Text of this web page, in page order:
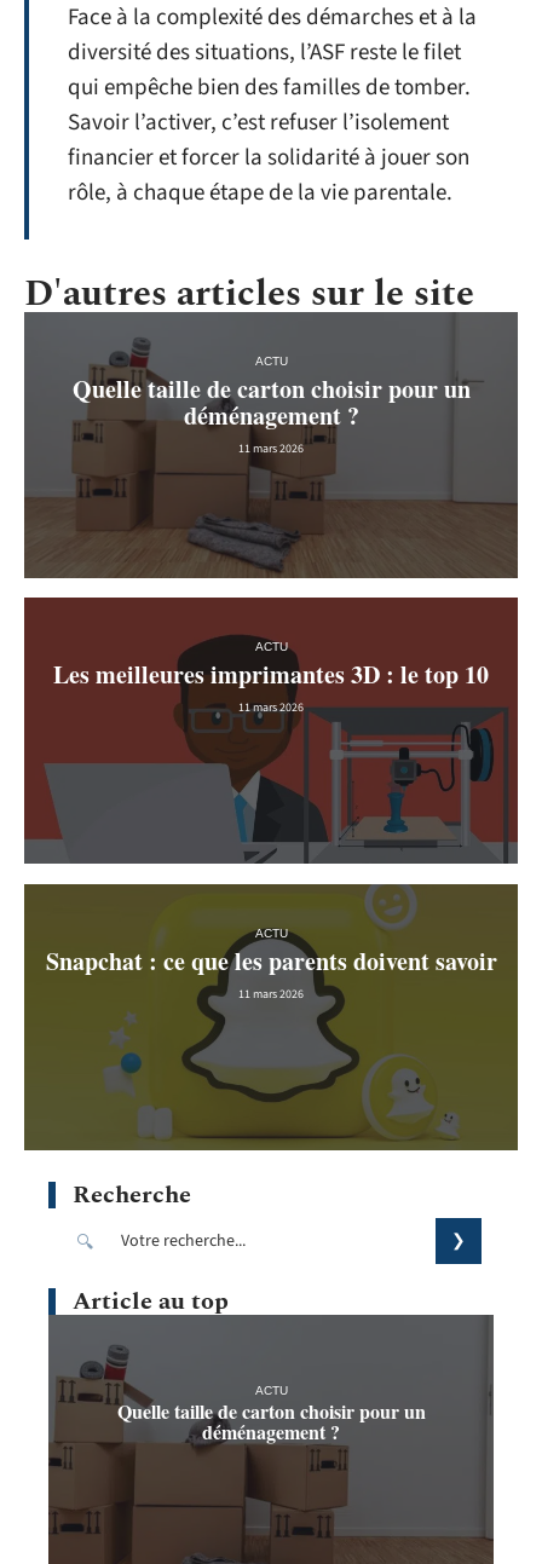
Face à la complexité des démarches et à la
diversité des situations, l’ASF reste le filet
qui empêche bien des familles de tomber.
Savoir l’activer, c’est refuser l’isolement
financier et forcer la solidarité à jouer son
rôle, à chaque étape de la vie parentale.
D'autres articles sur le site
ACTU
Quelle taille de carton choisir pour un
déménagement ?
11 mars 2026
ACTU
Les meilleures imprimantes 3D : le top 10
11 mars 2026
ACTU
Snapchat : ce que les parents doivent savoir
11 mars 2026
Recherche
Article au top
ACTU
Quelle taille de carton choisir pour un
déménagement ?